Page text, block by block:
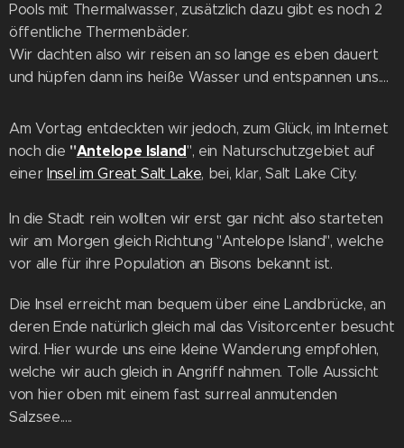
Pools mit Thermalwasser, zusätzlich dazu gibt es noch 2
öffentliche Thermenbäder.
Wir dachten also wir reisen an so lange es eben dauert
und hüpfen dann ins heiße Wasser und entspannen uns....
Am Vortag entdeckten wir jedoch, zum Glück, im Internet
noch die "Antelope Island", ein Naturschutzgebiet auf
einerInsel im Great Salt Lake, bei, klar, Salt Lake City.
In die Stadt rein wollten wir erst gar nicht also starteten
wir am Morgen gleich Richtung "Antelope Island", welche
vor alle für ihre Population an Bisons bekannt ist.
Die Insel erreicht man bequem über eine Landbrücke, an
deren Ende natürlich gleich mal das Visitorcenter besucht
wird. Hier wurde uns eine kleine Wanderung empfohlen,
welche wir auch gleich in Angriff nahmen. Tolle Aussicht
von hier oben mit einem fast surreal anmutenden
Salzsee.....